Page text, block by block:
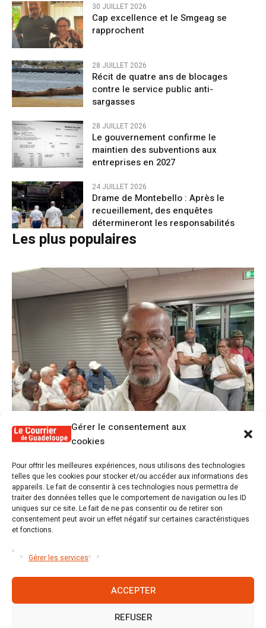
Gérer le consentement aux
cookies
Pour offrir les meilleures expériences, nous utilisons des technologies
telles que les cookies pour stocker et/ou accéder aux informations des
appareils. Le fait de consentir à ces technologies nous permettra de
traiter des données telles que le comportement de navigation ou les ID
uniques sur ce site. Le fait de ne pas consentir ou de retirer son
consentement peut avoir un effet négatif sur certaines caractéristiques
et fonctions.
Gérer les services
ACCEPTER
REFUSER
30 JUILLET 2026
Cap excellence et le Smgeag se
rapprochent
28 JUILLET 2026
Récit de quatre ans de blocages
contre le service public anti-
sargasses
28 JUILLET 2026
Le gouvernement confirme le
maintien des subventions aux
entreprises en 2027
24 JUILLET 2026
Drame de Montebello : Après le
recueillement, des enquêtes
détermineront les responsabilités
Les plus populaires
1 Alex Lollia : « Cédric Cornet développait
une forme de populisme qui aurait pu se
transformer en macoutisme »
2